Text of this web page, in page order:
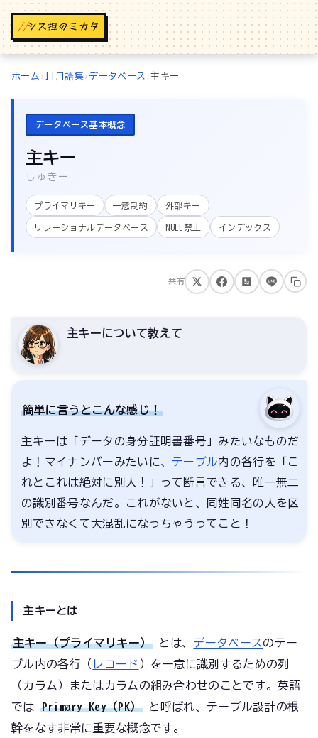
//
ホーム › IT用語集› データベース ›主キー
データベース基本概念
主キー
しゅきー
プライマリキー 一意制約 外部キー
リレーショナルデータベース NULL禁止 インデックス
共有
主キーについて教えて
簡単に言うとこんな感じ！
主キーは「データの身分証明書番号」みたいなものだ
よ！マイナンバーみたいに、 テーブル内の各行を「こ
れとこれは絶対に別人！」って断言できる、唯一無二
の識別番号なんだ。これがないと、同姓同名の人を区
別できなくて大混乱になっちゃうってこと！
主キーとは
主キー（プライマリキー） とは、 データベース のテー
ブル内の各行（
レコード ）を一意に識別するための列
（カラム）またはカラムの組み合わせのことです。英語
では Primary Key（PK）と呼ばれ、テーブル設計の根
幹をなす非常に重要な概念です。